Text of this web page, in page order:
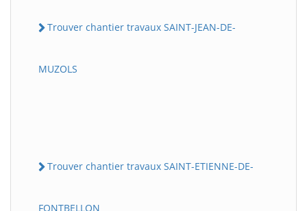
Trouver chantier travaux SAINT-JEAN-DE-
MUZOLS
Trouver chantier travaux SAINT-ETIENNE-DE-
FONTBELLON